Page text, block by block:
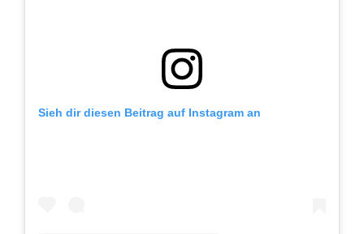
Sieh dir diesen Beitrag auf Instagram an